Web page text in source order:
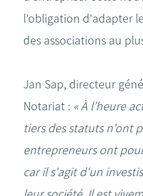
l'obligation d'adapter
des associations au
Jan Sap, directeur
Notariat : « À l’heure
tiers des statuts n'ont
entrepreneurs ont
car il s'agit d'un